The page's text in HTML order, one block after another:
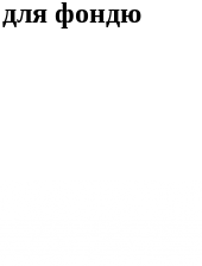
для фондю